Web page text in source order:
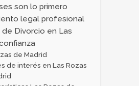
son lo primero
legal profesional
Divorcio en Las
de Madrid
de interés en Las Rozas